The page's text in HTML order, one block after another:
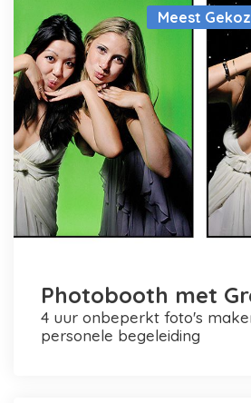
Meest
Photobooth met
4 uur onbeperkt foto's maken en printen +
personele begeleiding